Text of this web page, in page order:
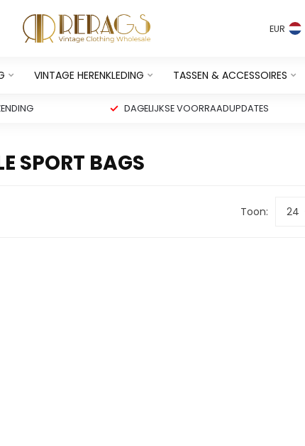
EUR
VINTAGE HERENKLEDING TASSEN & ACCESSOIRES
DAGELIJKSE VOORRAADUPDATES
SPORT BAGS
Toon: